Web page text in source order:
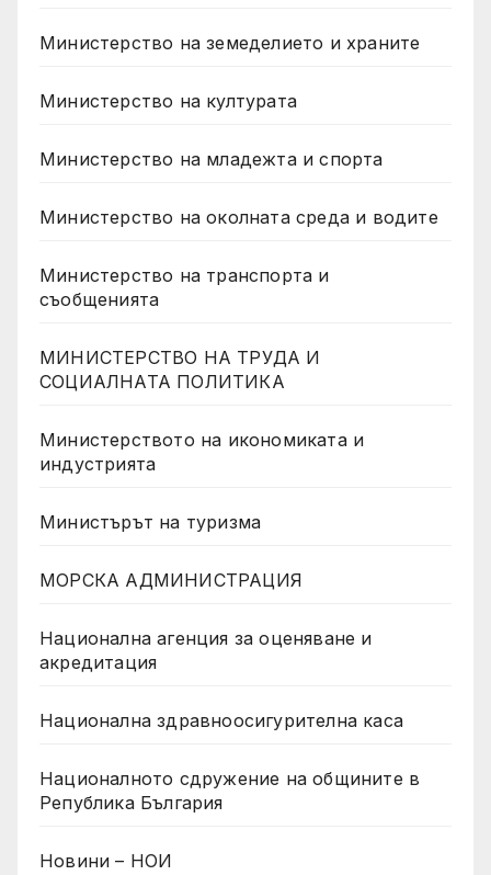
Министерство на земеделието и храните
Министерство на културата
Министерство на младежта и спорта
Министерство на околната среда и водите
Министерство на транспорта и
съобщенията
МИНИСТЕРСТВО НА ТРУДА И
СОЦИАЛНАТА ПОЛИТИКА
Министерството на икономиката и
индустрията
Министърът на туризма
МОРСКА АДМИНИСТРАЦИЯ
Национална агенция за оценяване и
акредитация
Национална здравноосигурителна каса
Националното сдружение на общините в
Република България
Новини – НОИ